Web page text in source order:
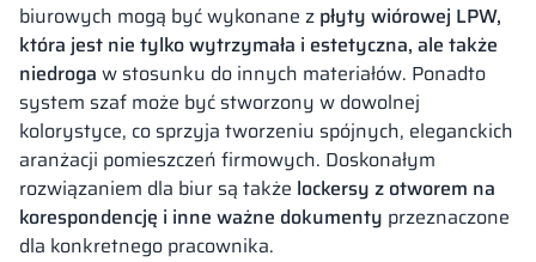
biurowych mogą być wykonane z płyty wiórowej LPW,
która jest nie tylko wytrzymała i estetyczna, ale także
niedroga w stosunku do innych materiałów. Ponadto
system szaf może być stworzony w dowolnej
kolorystyce, co sprzyja tworzeniu spójnych, eleganckich
aranżacji pomieszczeń firmowych. Doskonałym
rozwiązaniem dla biur są także lockersy z otworem na
korespondencję i inne ważne dokumenty przeznaczone
dla konkretnego pracownika.